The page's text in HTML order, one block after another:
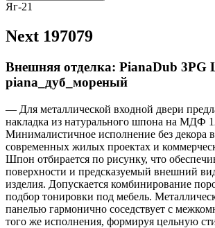
Яг-21
Next 197079
Внешняя отделка: PianaDub
piana_дуб_мореный
— Для металлической входной двери
накладка из натурального шпона на МДФ
Минималистичное исполнение без декора
современных жилых проектах и
Шпон отбирается по рисунку, что
поверхности и предсказуемый внешний
изделия. Допускается комбинирование
подбор тонировки под мебель.
панелью гармонично соседствует с
того же исполнения, формируя цельную